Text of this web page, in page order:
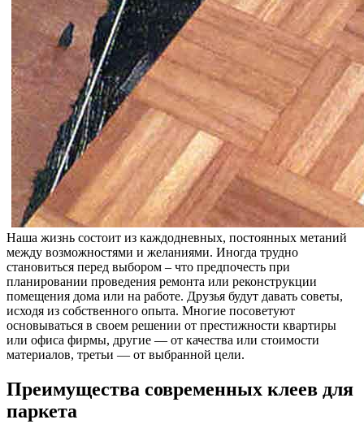
Наша жизнь состоит из каждодневных, постоянных метаний
между возможностями и желаниями. Иногда трудно
становиться перед выбором – что предпочесть при
планировании проведения ремонта или реконструкции
помещения дома или на работе. Друзья будут давать советы,
исходя из собственного опыта. Многие посоветуют
основываться в своем решении от престижности квартиры
или офиса фирмы, другие — от качества или стоимости
материалов, третьи — от выбранной цели.
Преимущества современных клеев для
паркета